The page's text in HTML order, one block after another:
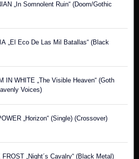
„In Somnolent Ruin“ (Doom/Gothic
„El Eco De Las Mil Batallas“ (Black
IN WHITE „The Visible Heaven“ (Goth
Voices)
„Horizon“ (Single) (Crossover)
„Night´s Cavalry“ (Black Metal)